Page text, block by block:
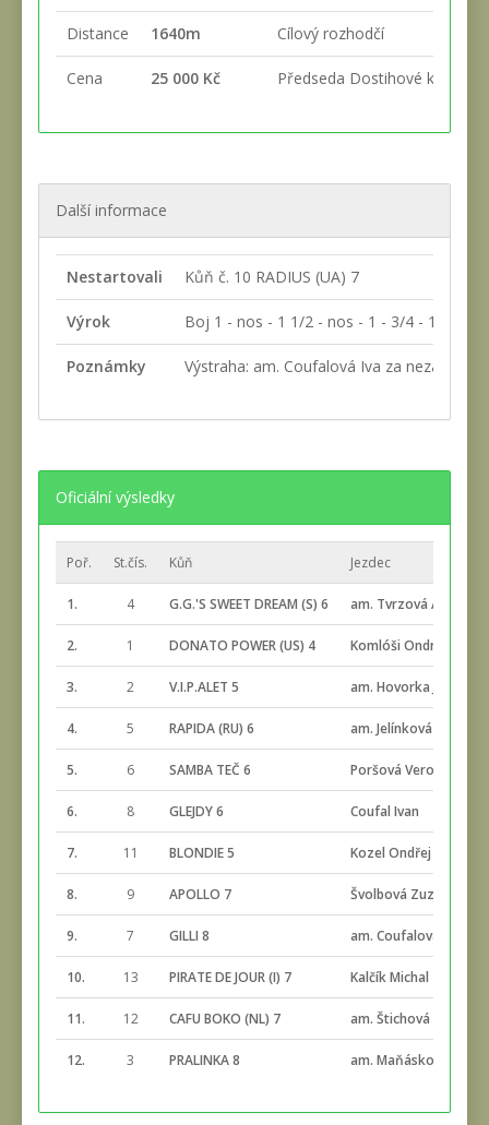
Distance 1640m Cílový rozhodčí
Cena 25 000 Kč Předseda Dostihové komise
Další informace
Nestartovali Kůň č. 10 RADIUS (UA) 7
Výrok Boj 1 - nos - 1 1/2 - nos - 1 - 3/4 - 1/4 - 3/
Poznámky Výstraha: am. Coufalová Iva za nezaujetí
Oficiální výsledky
Poř. St.čís. Kůň Jezdec
1. 4 G.G.'S SWEET DREAM (S) 6 am. Tvrzová Alena
2. 1 DONATO POWER (US) 4 Komlóši Ondrej
3. 2 V.I.P.ALET 5 am. Hovorka Josef
4. 5 RAPIDA (RU) 6 am. Jelínková Klára
5. 6 SAMBA TEČ 6 Poršová Veronika
6. 8 GLEJDY 6 Coufal Ivan
7. 11 BLONDIE 5 Kozel Ondřej
8. 9 APOLLO 7 Švolbová Zuzana
9. 7 GILLI 8 am. Coufalová Iva
10. 13 PIRATE DE JOUR (I) 7 Kalčík Michal
11. 12 CAFU BOKO (NL) 7 am. Štichová Marie
12. 3 PRALINKA 8 am. Maňásková